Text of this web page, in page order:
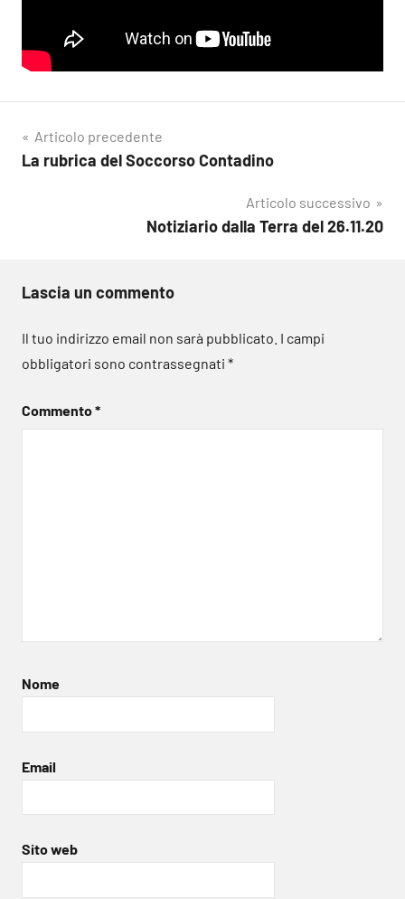
Navigazione
articoli
Articolo precedente
La rubrica del Soccorso Contadino
Articolo successivo
Notiziario dalla Terra del 26.11.20
Lascia un commento
Il tuo indirizzo email non sarà pubblicato. I campi
obbligatori sono contrassegnati *
Commento*
Nome
Email
Sito web